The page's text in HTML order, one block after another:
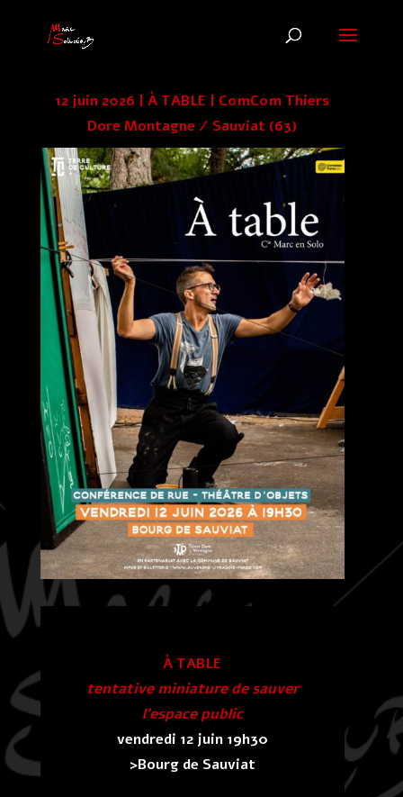
12 juin 2026 | À TABLE | ComCom Thiers
Dore Montagne / Sauviat (63)
À TABLE
tentative miniature de sauver
l’espace public
vendredi 12 juin 19h30
>Bourg de Sauviat